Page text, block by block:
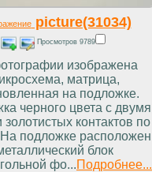
picture(31034)
Просмотров 9789
изображена
матрица,
на подложке.
черного цвета с двумя
контактов по
подложке расположен
блок
фо...Подробнее...